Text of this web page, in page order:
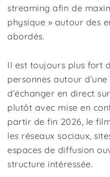
streaming afin de
physique » autour des
abordés.
Il est toujours plus fort
personnes autour
d’échanger en direct
plutôt avec mise en
partir de fin 2026, le
les réseaux sociaux,
espaces de diffusion
structure intéressée.